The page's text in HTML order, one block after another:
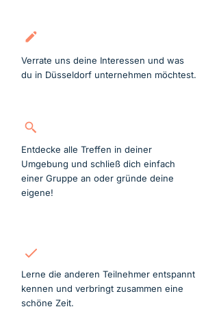
Verrate uns deine Interessen und was
du in Düsseldorf unternehmen möchtest.
Entdecke alle Treffen in deiner
Umgebung und schließ dich einfach
einer Gruppe an oder gründe deine
eigene!
Lerne die anderen Teilnehmer entspannt
kennen und verbringt zusammen eine
schöne Zeit.